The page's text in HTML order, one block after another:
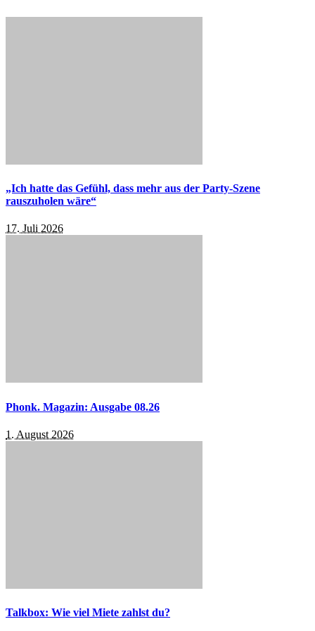
„Ich hatte das Gefühl, dass mehr aus der Party-Szene
rauszuholen wäre“
17. Juli 2026
Phonk. Magazin: Ausgabe 08.26
1. August 2026
Talkbox: Wie viel Miete zahlst du?